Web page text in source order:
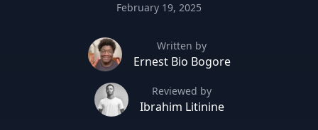
February 19, 2025
Written by
Ernest Bio Bogore
Reviewed by
Ibrahim Litinine